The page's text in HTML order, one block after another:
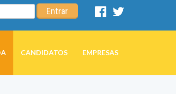
Entrar
Facebook
CANDIDATOS EMPRESAS